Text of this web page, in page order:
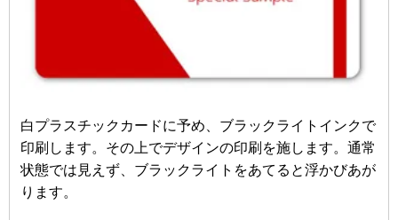
白プラスチックカードに予め、ブラックライトインクで
印刷します。その上でデザインの印刷を施します。通常
状態では見えず、ブラックライトをあてると浮かびあが
ります。